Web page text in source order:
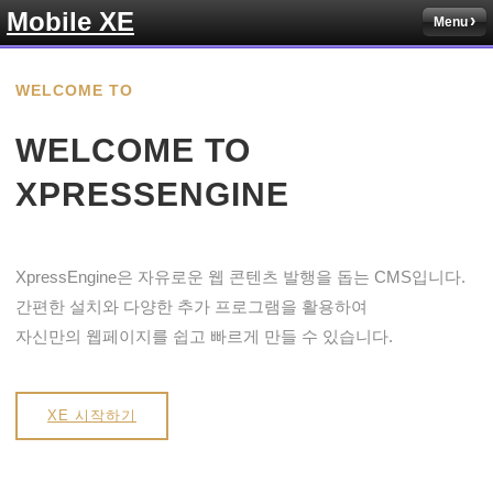
Mobile XE Menu
WELCOME TO
WELCOME TO
XPRESSENGINE
XpressEngine은 자유로운 웹 콘텐츠 발행을 돕는 CMS입니다.
간편한 설치와 다양한 추가 프로그램을 활용하여
자신만의 웹페이지를 쉽고 빠르게 만들 수 있습니다.
XE 시작하기